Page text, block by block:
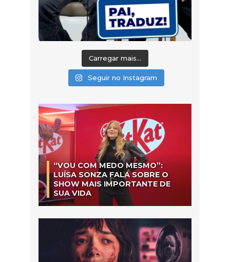
Carregar mais...
Seguir no Instagram
“VOU COM MEDO MESMO”:
LUÍSA SONZA FALA SOBRE O
SHOW MAIS IMPORTANTE DE
SUA VIDA